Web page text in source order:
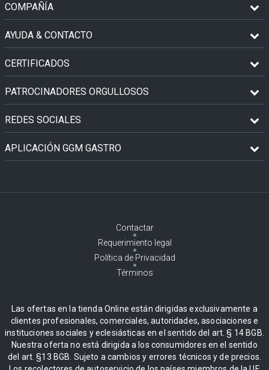
COMPAÑÍA
AYUDA & CONTACTO
CERTIFICADOS
PATROCINADORES ORGULLOSOS
REDES SOCIALES
APLICACIÓN GGM GASTRO
Contactar
Requerimiento legal
Política de Privacidad
Términos
Las ofertas en la tienda Online están dirigidas exclusivamente a
clientes profesionales, comerciales, autoridades, asociaciones e
instituciones sociales y eclesiásticas en el sentido del art. § 14 BGB.
Nuestra oferta no está dirigida a los consumidores en el sentido
del art. §13 BGB. Sujeto a cambios y errores técnicos y de precios.